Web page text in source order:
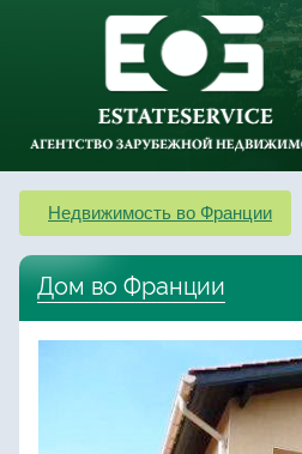
Недвижимость во Франции
Дом во Франции